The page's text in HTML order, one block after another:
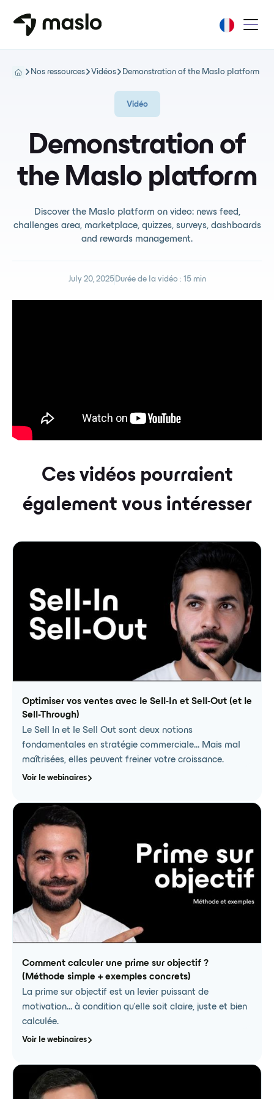
Nos ressources Vidéos Demonstration of the Maslo platform
Vidéo
Demonstration of
the Maslo platform
Discover the Maslo platform on video: news feed,
challenges area, marketplace, quizzes, surveys, dashboards
and rewards management.
July 20, 2025 Durée de la vidéo : 15 min
Ces vidéos pourraient
également vous intéresser
Optimiser vos ventes avec le Sell-In et Sell-Out (et le
Sell-Through)
Le Sell In et le Sell Out sont deux notions
fondamentales en stratégie commerciale… Mais mal
maîtrisées, elles peuvent freiner votre croissance.
Voir le webinaires
Comment calculer une prime sur objectif ?
(Méthode simple + exemples concrets)
La prime sur objectif est un levier puissant de
motivation… à condition qu’elle soit claire, juste et bien
calculée.
Voir le webinaires